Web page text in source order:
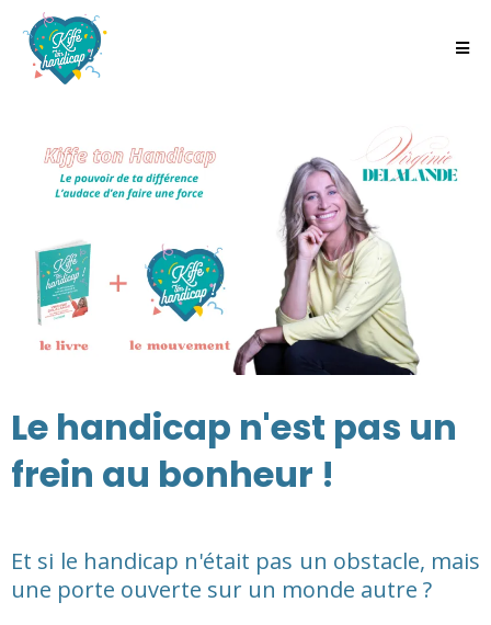
Le handicap n'est pas un
frein au bonheur !
Et si le handicap n'était pas un obstacle, mais
une porte ouverte sur un monde autre ?